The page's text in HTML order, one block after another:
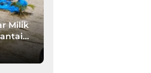
Milik